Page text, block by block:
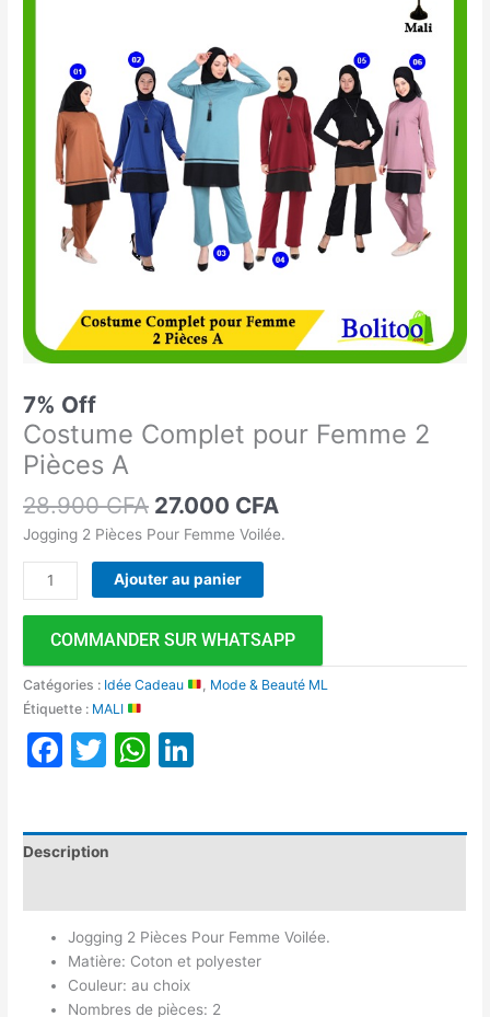
7% Off
Costume Complet pour Femme 2
Pièces A
28.900CFA 27.000 CFA
27.000 CFA.
Jogging 2 Pièces Pour Femme Voilée.
Pièces
Ajouter au panier
COMMANDER SUR WHATSAPP
Catégories : Idée Cadeau
Mode & Beauté ML
Étiquette : MALI
Facebook
TwitterWhatsApp
Description
Jogging 2 Pièces Pour Femme Voilée.
Matière: Coton et polyester
Couleur: au choix
Nombres de pièces: 2